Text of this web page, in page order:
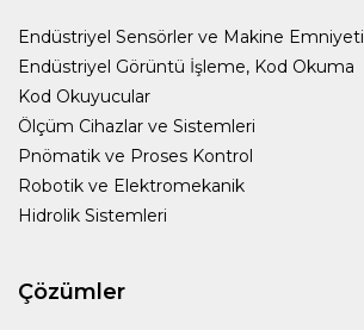
Endüstriyel Sensörler ve Makine Emniyeti
Endüstriyel Görüntü İşleme, Kod Okuma
Kod Okuyucular
Ölçüm Cihazlar ve Sistemleri
Pnömatik ve Proses Kontrol
Robotik ve Elektromekanik
Hidrolik Sistemleri
Çözümler